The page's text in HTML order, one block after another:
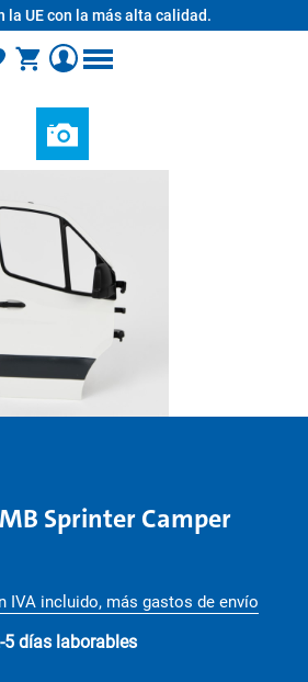
la UE con la más alta calidad.
Sprinter Camper
IVA incluido, más gastos de envío
5 días laborables